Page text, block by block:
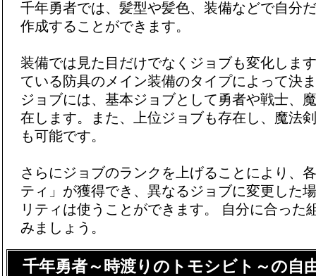
千年勇者では、髪型や髪色、装備などで自分
作成することができます。
装備では見た目だけでなくジョブも変化しま
ている防具のメイン装備のタイプによって決
ジョブには、基本ジョブとして勇者や戦士、
在します。また、上位ジョブも存在し、魔法
も可能です。
さらにジョブのランクを上げることにより、
ティ」が獲得でき、異なるジョブに変更した
リティは使うことができます。 自分に合った
みましょう。
千年勇者～時渡りのトモシビト～の自